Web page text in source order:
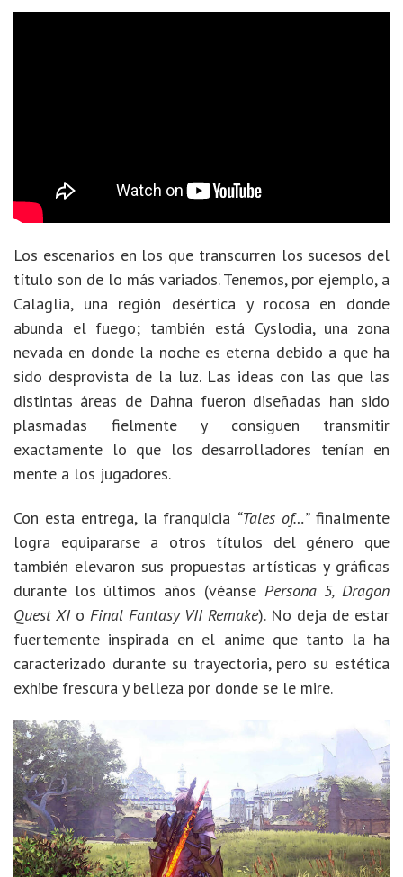
Los escenarios en los que transcurren los sucesos del
título son de lo más variados. Tenemos, por ejemplo, a
Calaglia, una región desértica y rocosa en donde
abunda el fuego; también está Cyslodia, una zona
nevada en donde la noche es eterna debido a que ha
sido desprovista de la luz. Las ideas con las que las
distintas áreas de Dahna fueron diseñadas han sido
plasmadas fielmente y consiguen transmitir
exactamente lo que los desarrolladores tenían en
mente a los jugadores.
Con esta entrega, la franquicia “Tales of…”finalmente
logra equipararse a otros títulos del género que
también elevaron sus propuestas artísticas y gráficas
durante los últimos años (véanse Persona 5, Dragon
Quest XI o Final Fantasy VII Remake). No deja de estar
fuertemente inspirada en el anime que tanto la ha
caracterizado durante su trayectoria, pero su estética
exhibe frescura y belleza por donde se le mire.